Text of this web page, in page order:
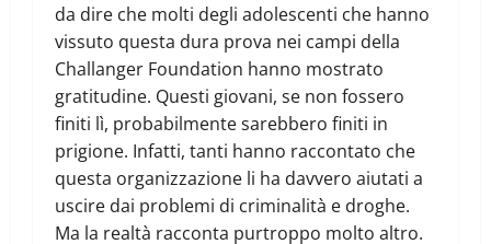
da dire che molti degli adolescenti che hanno
vissuto questa dura prova nei campi della
Challanger Foundation hanno mostrato
gratitudine. Questi giovani, se non fossero
finiti lì, probabilmente sarebbero finiti in
prigione. Infatti, tanti hanno raccontato che
questa organizzazione li ha davvero aiutati a
uscire dai problemi di criminalità e droghe.
Ma la realtà racconta purtroppo molto altro.